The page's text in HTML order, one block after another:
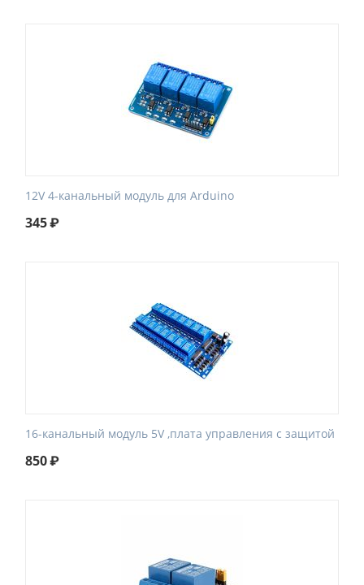
12V 4-канальный модуль для Arduino
345₽
16-канальный модуль 5V ,плата управления с защитой
850₽